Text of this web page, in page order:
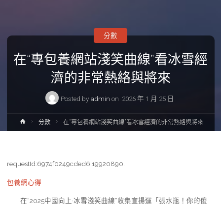
在“專包養網站淺笑曲線”看冰雪經
濟的非常熱絡與將來
Posted by admin on 2026 年 1 月 25 日
分數
Home分數 在“專包養網站淺笑曲線”看冰雪經濟的非常熱絡與將來
requestId:6974f0249cded6.19920890.
包養網心得
在“2025中國向上·冰雪淺笑曲線”收集宣揚運「張水瓶！你的傻